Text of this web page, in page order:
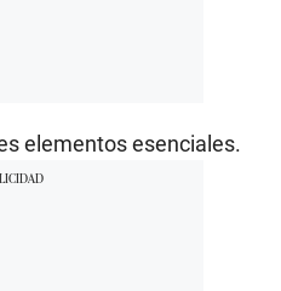
elementos esenciales.